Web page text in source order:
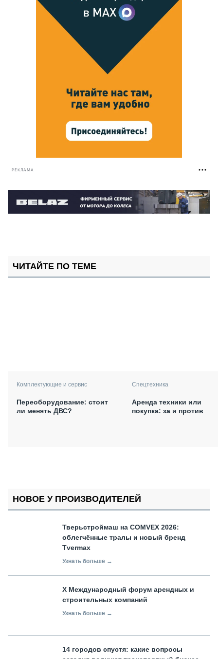
РЕКЛАМА
ЧИТАЙТЕ ПО ТЕМЕ
Комплектующие и сервис
Переоборудование: стоит
ли менять ДВС?
Спецтехника
Аренда техники или
покупка: за и против
НОВОЕ У ПРОИЗВОДИТЕЛЕЙ
Тверьстроймаш на COMVEX 2026:
облегчённые тралы и новый бренд
Tvermax
Узнать больше →
X Международный форум арендных и
строительных компаний
Узнать больше →
14 городов спустя: какие вопросы